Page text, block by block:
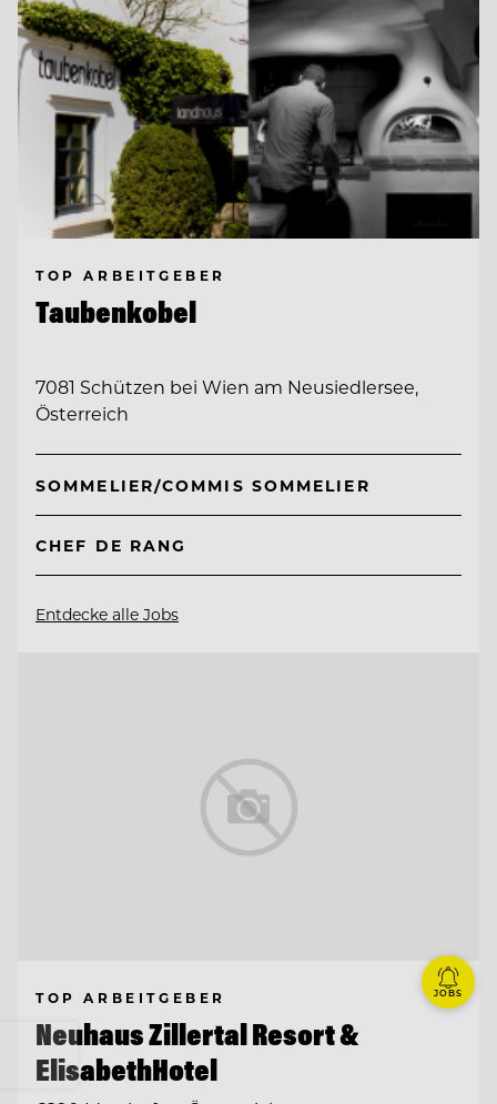
TOP ARBEITGEBER
Taubenkobel
7081 Schützen bei Wien am Neusiedlersee,
Österreich
SOMMELIER/COMMIS SOMMELIER
CHEF DE RANG
Entdecke alle Jobs
TOP ARBEITGEBER
Neuhaus Zillertal Resort &
ElisabethHotel
JOBS